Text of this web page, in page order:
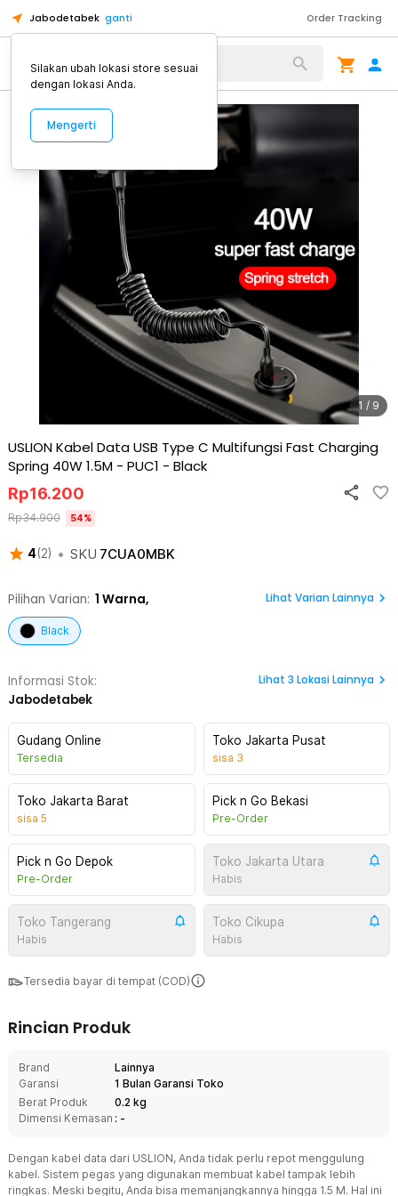
Jabodetabek ganti Order Tracking
Alat Kopi
1 / 9
USLION Kabel Data USB Type C Multifungsi Fast Charging
Spring 40W 1.5M - PUC1 - Black
4(2) • SKU 7CUA0MBK
Rp16.200
Rp34.900 54%
Pilihan Varian: 1 Warna, Lihat Varian Lainnya
Black
Informasi Stok:
Jabodetabek
Lihat 3 Lokasi Lainnya
Gudang Online
Tersedia
Toko Jakarta Pusat
sisa 3
Toko Jakarta Barat
sisa 5
Pick n Go Bekasi
Pre-Order
Pick n Go Depok
Pre-Order
Toko Jakarta Utara
Habis
Toko Tangerang
Habis
Toko Cikupa
Habis
Tersedia bayar di tempat (COD)
Rincian Produk
Brand
Lainnya
Garansi
1 Bulan Garansi Toko
Berat Produk
0.2 kg
Dimensi Kemasan : -
Dengan kabel data dari USLION, Anda tidak perlu repot menggulung
kabel. Sistem pegas yang digunakan membuat kabel tampak lebih
ringkas. Meski begitu, Anda bisa memanjangkannya hingga 1.5 M. Hal ini
Silakan ubah lokasi store sesuai
dengan lokasi Anda.
Mengerti